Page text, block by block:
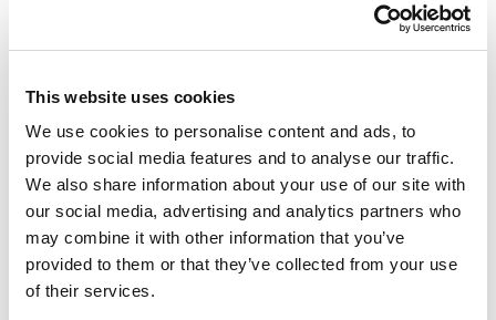
This website uses cookies
We use cookies to personalise content and ads, to
provide social media features and to analyse our traffic.
We also share information about your use of our site with
our social media, advertising and analytics partners who
may combine it with other information that you’ve
provided to them or that they’ve collected from your use
of their services.
L’une de nos devises est « work hard – play hard ».
La voici mise en œuvre pour la première fois lors
d’une conférence de partenaires. Le chanteur, là,
est un de nos partenaires faisant un numéro en